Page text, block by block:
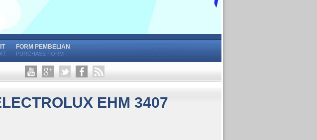
FORM PEMBELIAN
PURCHASE FORM
EHM 3407